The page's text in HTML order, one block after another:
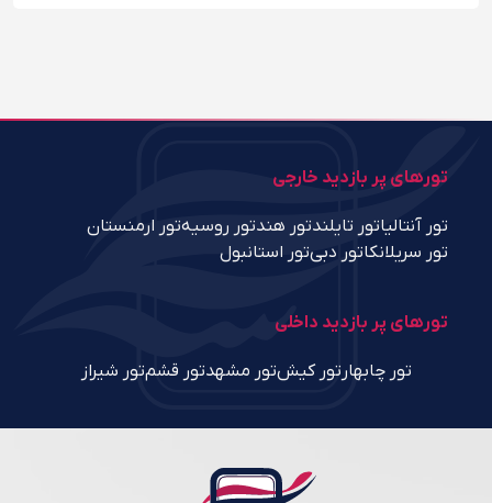
تورهای پر بازدید خارجی
تور آنتالیاتور تایلندتور هندتور روسیهتور ارمنستان
تور سریلانکاتور دبیتور استانبول
تورهای پر بازدید داخلی
تور چابهار تور کیشتور مشهدتور قشمتور شیراز